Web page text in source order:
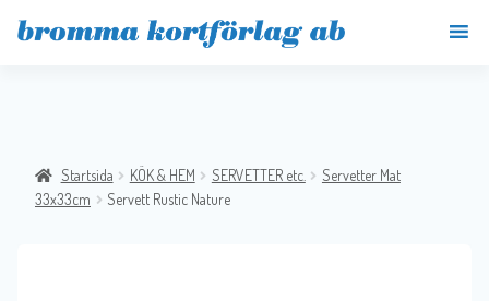
Startsida KÖK & HEM SERVETTER etc.
Servetter Mat
33x33cm
Servett Rustic Nature